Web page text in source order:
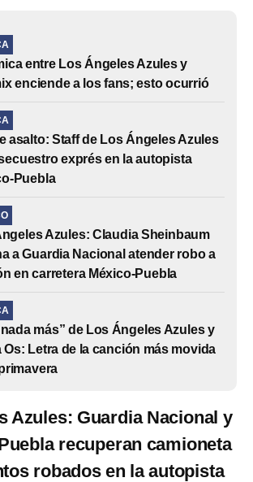
entre Los Ángeles Azules y
enciende a los fans; esto ocurrió
asalto: Staff de Los Ángeles Azules
exprés en la autopista
Puebla
Azules: Claudia Sheinbaum
a Guardia Nacional atender robo a
en carretera México-Puebla
más” de Los Ángeles Azules y
Os: Letra de la canción más movida
Azules: Guardia Nacional y
recuperan camioneta
robados en la autopista